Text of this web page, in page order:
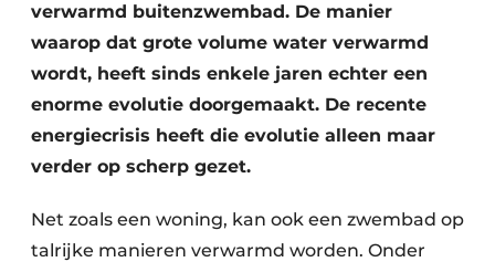
verwarmd buitenzwembad. De manier
waarop dat grote volume water verwarmd
wordt, heeft sinds enkele jaren echter een
enorme evolutie doorgemaakt. De recente
energiecrisis heeft die evolutie alleen maar
verder op scherp gezet.
Net zoals een woning, kan ook een zwembad op
talrijke manieren verwarmd worden. Onder